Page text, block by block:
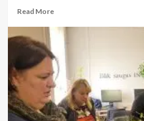
Read MoreRead
about
lietuvių
dievų
panteoną